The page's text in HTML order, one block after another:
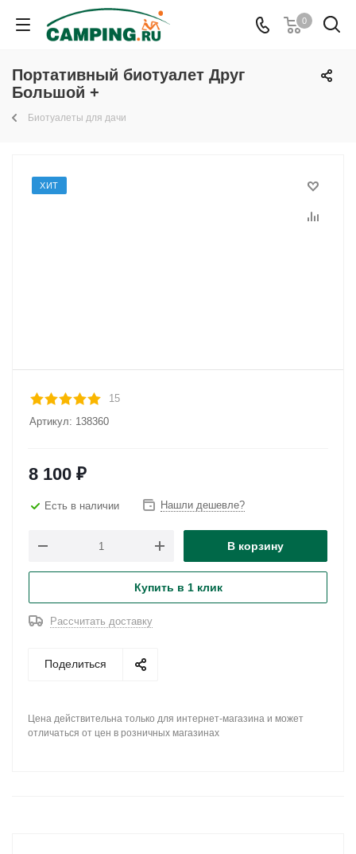
0
Портативный биотуалет Друг
Большой +
Биотуалеты для дачи
ХИТ
15
Артикул: 138360
8 100 ₽
Есть в наличии Нашли дешевле?
В корзину
Купить в 1 клик
Рассчитать доставку
Поделиться
Цена действительна только для интернет-магазина и может
отличаться от цен в розничных магазинах